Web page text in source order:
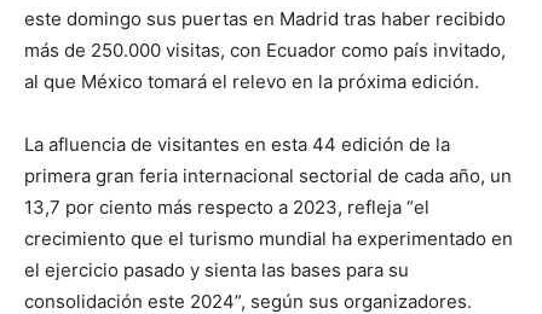
este domingo sus puertas en Madrid tras haber recibido
más de 250.000 visitas, con Ecuador como país invitado,
al que México tomará el relevo en la próxima edición.
La afluencia de visitantes en esta 44 edición de la
primera gran feria internacional sectorial de cada año, un
13,7 por ciento más respecto a 2023, refleja “el
crecimiento que el turismo mundial ha experimentado en
el ejercicio pasado y sienta las bases para su
consolidación este 2024”, según sus organizadores.